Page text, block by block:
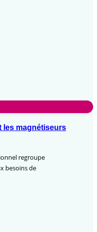
les magnétiseurs
regroupe
besoins de